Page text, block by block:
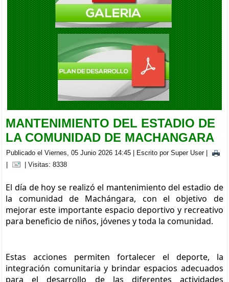
ENTREGA DE KITS ALIMENTARIOS EN LA COMUNIDAD DE
GAUBUG
Viernes, 05 Septiembre 2025 20:04
BRIGADA MEDICA INTERDISCIPLINARIA EN LA PARROQUIA
CACHA
Viernes, 05 Septiembre 2025 20:00
MANTENIMIENTO DEL ESTADIO DE
LA COMUNIDAD DE MACHANGARA
Publicado el Viernes, 05 Junio 2026 14:45 | Escrito por Super User|
|
| Visitas: 8338
El día de hoy se realizó el mantenimiento del estadio de
la comunidad de Machángara, con el objetivo de
mejorar este importante espacio deportivo y recreativo
para beneficio de niños, jóvenes y toda la comunidad.
Estas acciones permiten fortalecer el deporte, la
integración comunitaria y brindar espacios adecuados
para el desarrollo de las diferentes actividades